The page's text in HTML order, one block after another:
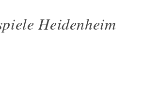
Heidenheim